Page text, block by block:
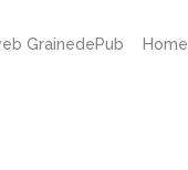
GrainedePub Home